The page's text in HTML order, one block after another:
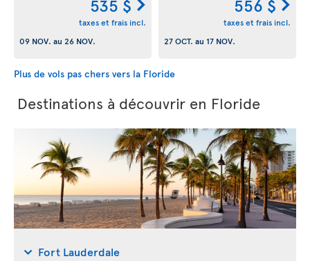
535 $
taxes et frais incl.
09 NOV. au 26 NOV.
556 $
taxes et frais incl.
27 OCT. au 17 NOV.
Plus de vols pas chers vers la Floride
Destinations à découvrir en Floride
Fort Lauderdale